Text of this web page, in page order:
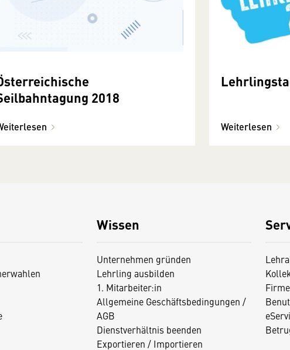
2018
Weiterlesen
Wissen
Unternehmen gründen
Lehrling ausbilden
1. Mitarbeiter:in
Allgemeine Geschäftsbedingungen /
AGB
Dienstverhältnis beenden
Exportieren / Importieren